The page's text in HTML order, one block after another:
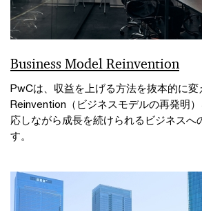
Business Model Reinvention
PwCは、収益を上げる方法を抜本的に
Reinvention（ビジネスモデルの再発明
応しながら成長を続けられるビジネスへ
す。